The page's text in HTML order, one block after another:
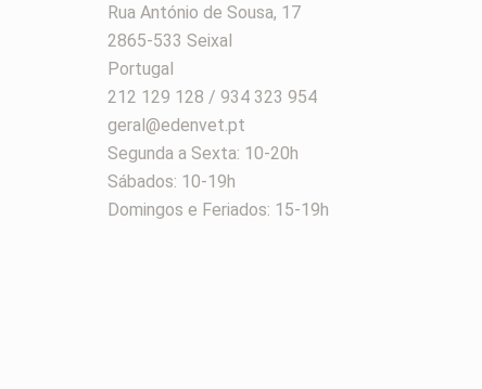
Rua António de Sousa, 17
2865-533 Seixal
Portugal
212 129 128 / 934 323 954
geral@edenvet.pt
Segunda a Sexta: 10-20h
Sábados: 10-19h
Domingos e Feriados: 15-19h